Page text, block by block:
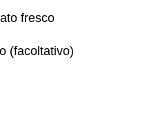
fresco
(facoltativo)